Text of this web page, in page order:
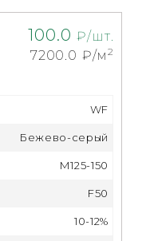
100.0 ₽/шт.
7200.0 ₽/м2
WF
Бежево-серый
М125-150
F50
10-12%